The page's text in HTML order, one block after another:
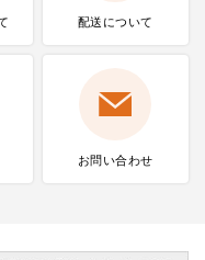
配送について
お問い合わせ